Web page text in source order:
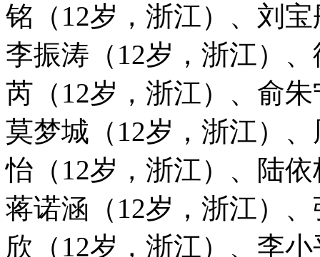
铭（12岁，浙江）、刘
李振涛（12岁，浙江）
芮（12岁，浙江）、俞
莫梦城（12岁，浙江）
怡（12岁，浙江）、陆
蒋诺涵（12岁，浙江）
欣（12岁，浙江）、李